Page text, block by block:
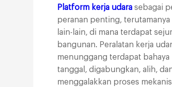
Platform kerja udara sebagai
peranan penting,
lain-lain, di mana terdapat
bangunan. Peralatan kerja
menunggang terdapat
tanggal, digabungkan, alih,
menggalakkan proses